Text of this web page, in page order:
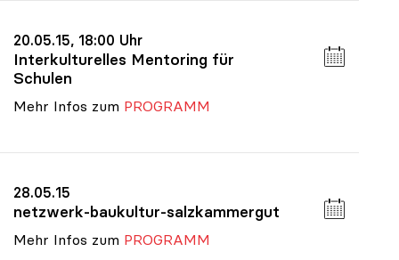
20.05.15, 18:00 Uhr
Interkulturelles Mentoring für
Schulen
Mehr Infos zum PROGRAMM
28.05.15
netzwerk-baukultur-salzkammergut
Mehr Infos zum PROGRAMM